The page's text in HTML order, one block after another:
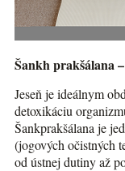
Šankh prakšálana
Jeseň je ideálnym
detoxikáciu
Šankprakšálana je
(jogových očistných
od ústnej dutiny až